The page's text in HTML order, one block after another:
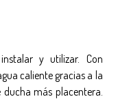
y utilizar. Con
caliente gracias a la
más placentera.